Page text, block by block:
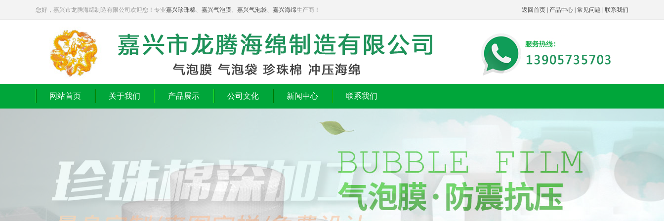
返回首页 产品中心 常见问题 联系我们
您好，嘉兴市龙腾海绵制造有限公司欢迎您！专业嘉兴珍珠棉、 嘉兴气泡膜、 嘉兴气泡袋、 嘉兴海绵生产商！
网站首页 关于我们 产品展示 公司文化 新闻中心 联系我们